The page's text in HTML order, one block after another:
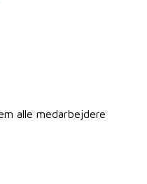
alle medarbejdere